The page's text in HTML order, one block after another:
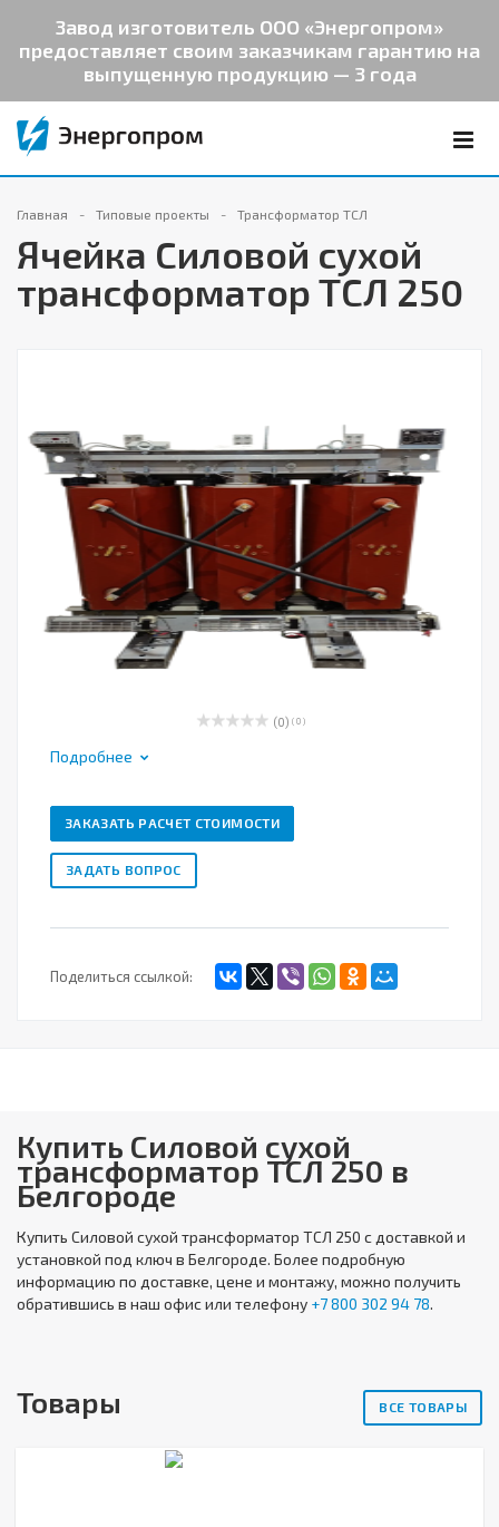
Завод изготовитель ООО «Энергопром»
предоставляет своим заказчикам гарантию на
выпущенную продукцию — 3 года
Главная Типовые проекты Трансформатор ТСЛ
Ячейка Cиловой сухой
трансформатор ТСЛ 250
(0) ( 0 )
Подробнее
ЗАКАЗАТЬ РАСЧЕТ СТОИМОСТИ
ЗАДАТЬ ВОПРОС
Поделиться ссылкой:
Купить Cиловой сухой
трансформатор ТСЛ 250 в
Белгороде
Купить Cиловой сухой трансформатор ТСЛ 250 с доставкой и
установкой под ключ в Белгороде. Более подробную
информацию по доставке, цене и монтажу, можно получить
обратившись в наш офис или телефону +7 800 302 94 78.
Товары ВСЕ ТОВАРЫ